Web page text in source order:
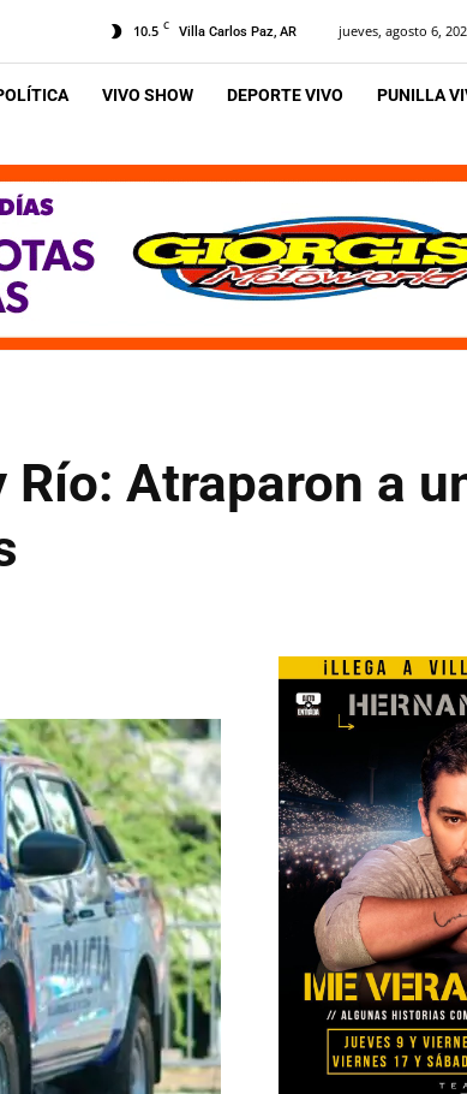
10.5 C Villa Carlos Paz, AR jueves, agosto 6,
VIVO SHOW DEPORTE VIVO PUNILLA
Atraparon a